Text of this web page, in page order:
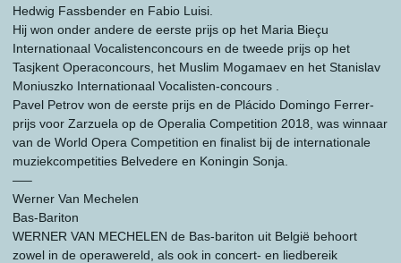
Hedwig Fassbender en Fabio Luisi.
Hij won onder andere de eerste prijs op het Maria Bieçu
Internationaal Vocalistenconcours en de tweede prijs op het
Tasjkent Operaconcours, het Muslim Mogamaev en het Stanislav
Moniuszko Internationaal Vocalisten-concours .
Pavel Petrov won de eerste prijs en de Plácido Domingo Ferrer-
prijs voor Zarzuela op de Operalia Competition 2018, was winnaar
van de World Opera Competition en finalist bij de internationale
muziekcompetities Belvedere en Koningin Sonja.
—–
Werner Van Mechelen
Bas-Bariton
WERNER VAN MECHELEN de Bas-bariton uit België behoort
zowel in de operawereld, als ook in concert- en liedbereik